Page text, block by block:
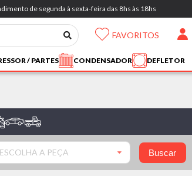
de segunda à sexta-feira das 8hs às 18hs
FAVORITOS
/ PARTES CONDENSADOR DEFLETOR
ESCOLHA A PEÇA Buscar